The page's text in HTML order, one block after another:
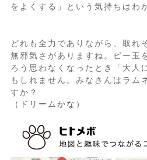
をよくする」という気持ちはわ
どれも全力でありながら、取れ
無邪気さがありますね。ビー玉
ろう思わなくなったとき「大人
もしれません。みなさんはラム
すか？
（ドリームかな）